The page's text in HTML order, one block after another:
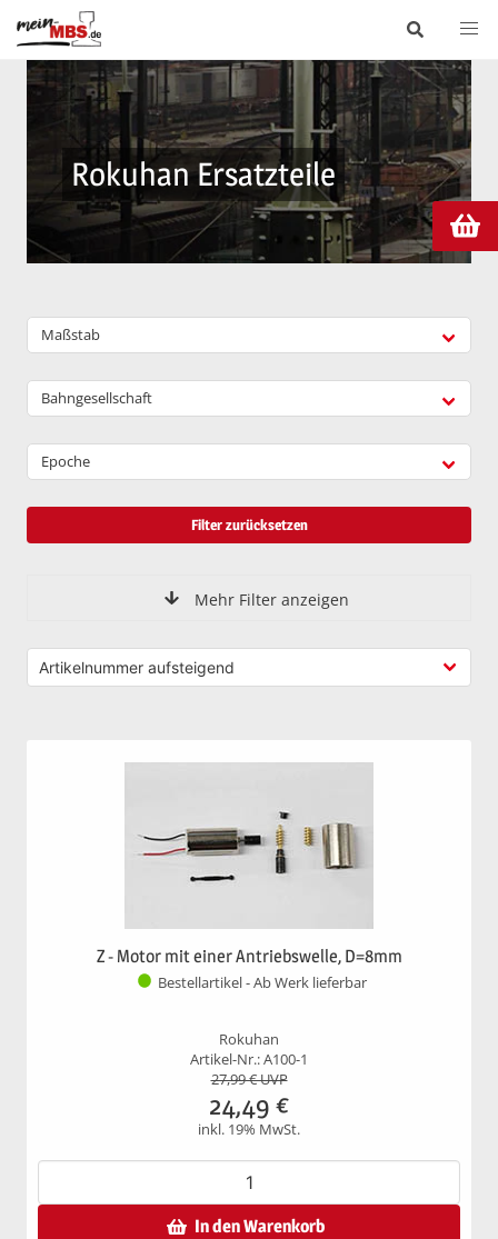
Rokuhan Ersatzteile
Maßstab
Bahngesellschaft
Epoche
Filter zurücksetzen
Mehr Filter anzeigen
Z - Motor mit einer Antriebswelle, D=8mm
Bestellartikel - Ab Werk lieferbar
Rokuhan
Artikel-Nr.: A100-1
27,99€ UVP
24,49 €
inkl. 19% MwSt.
In den Warenkorb